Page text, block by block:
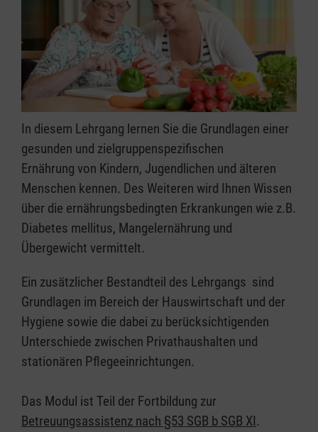
In diesem Lehrgang lernen Sie die Grundlagen einer
gesunden und zielgruppenspezifischen
Ernährung von Kindern, Jugendlichen und älteren
Menschen kennen. Des Weiteren wird Ihnen Wissen
über die ernährungsbedingten Erkrankungen wie z.B.
Diabetes mellitus, Mangelernährung und
Übergewicht vermittelt.
Ein zusätzlicher Bestandteil des Lehrgangs sind
Grundlagen im Bereich der Hauswirtschaft und der
Hygiene sowie die dabei zu berücksichtigenden
Unterschiede zwischen Privathaushalten und
stationären Pflegeeinrichtungen.
Das Modul ist Teil der Fortbildung zur
Betreuungsassistenz nach §53 SGB b SGB XI.